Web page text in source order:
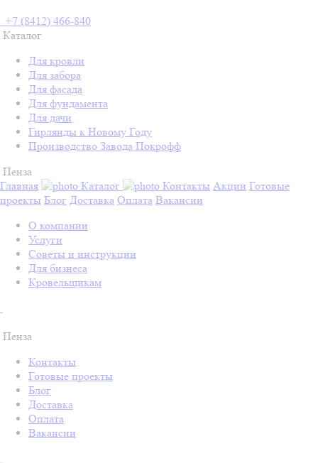
+7 (8412) 466-840
Каталог
Для кровли
Для забора
Для фасада
Для фундамента
Для дачи
Гирлянды к Новому Году
Производство Завода Покрофф
Пенза
Главная
Каталог Контакты Акции Готовые
проекты Блог Доставка Оплата Вакансии
О компании
Услуги
Советы и инструкции
Для бизнеса
Кровельщикам
Пенза
Контакты
Готовые проекты
Блог
Доставка
Оплата
Вакансии